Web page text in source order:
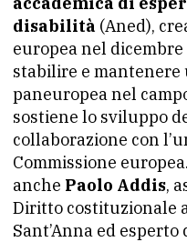
disabilità (Aned),
europea nel
stabilire e mantenere
paneuropea nel
sostiene lo sviluppo
collaborazione con
Commissione
anche Paolo Addis,
Diritto costituzionale
Sant’Anna ed